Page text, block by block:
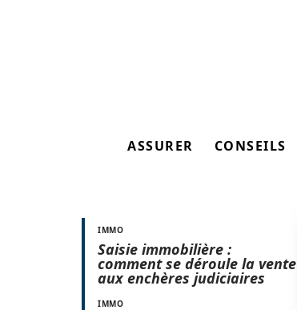
ASSURER CONSEILS
IMMO
Saisie immobilière :
comment se déroule la vente
aux enchères judiciaires
IMMO